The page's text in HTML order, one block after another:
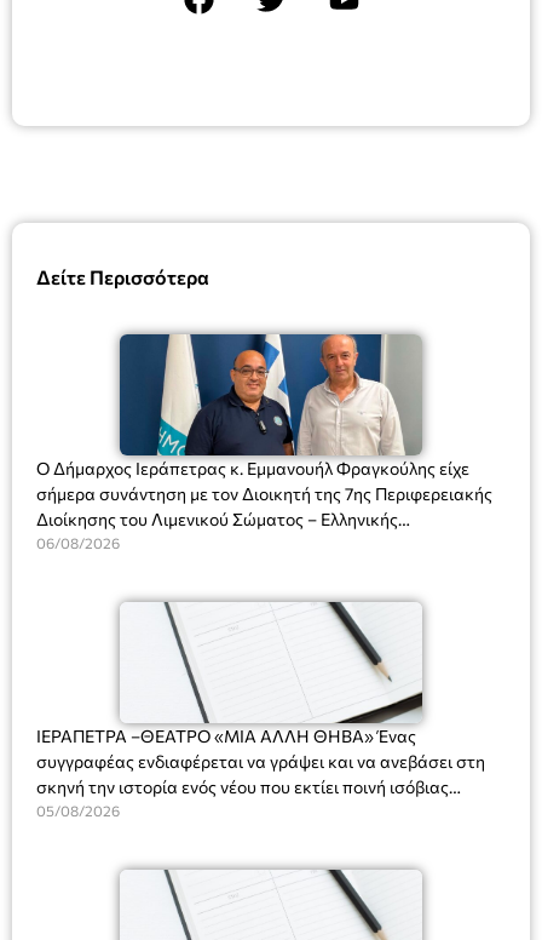
Δείτε Περισσότερα
Ο Δήμαρχος Ιεράπετρας κ. Εμμανουήλ Φραγκούλης είχε
σήμερα συνάντηση με τον Διοικητή της 7ης Περιφερειακής
Διοίκησης του Λιμενικού Σώματος – Ελληνικής
Ακτοφυλακής (Λ.Σ.-ΕΛ.ΑΚΤ.), Αρχιπλοίαρχο Λ.Σ. κ. Ιωάννη
06/08/2026
ΙΕΡΑΠΕΤΡΑ –ΘΕΑΤΡΟ «ΜΙΑ ΑΛΛΗ ΘΗΒΑ» Ένας
συγγραφέας ενδιαφέρεται να γράψει και να ανεβάσει στη
σκηνή την ιστορία ενός νέου που εκτίει ποινή ισόβιας
κάθειρξης για πατροκτονία. Ένα πολυβραβευμένο έργο για
ασθένεια, τον ερωτισμό. Ένα έργο αινιγματικό, συγκινητικό,
όσο και διασκεδαστικό. Ο διακεκριμένος σκηνοθέτης
Βαγγέλης Θεοδωρόπουλος ανέδειξε το πολυεπίπεδο αυτό
05/08/2026